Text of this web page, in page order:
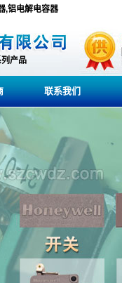
,铝电解电容器
产品
联系我们